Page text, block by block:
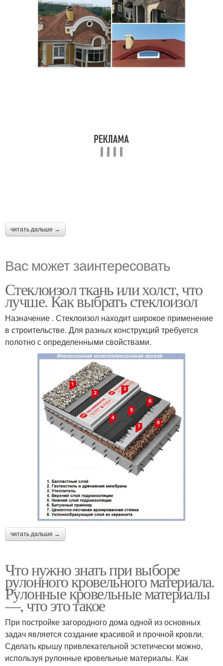
читать дальше →
Вас может заинтересовать
Стеклоизол ткань или холст, что
лучше. Как выбрать стеклоизол
Назначение . Стеклоизол находит широкое применение
в строительстве. Для разных конструкций требуется
полотно с определенными свойствами.
читать дальше →
Что нужно знать при выборе
рулонного кровельного материала.
Рулонные кровельные материалы
—, что это такое
При постройке загородного дома одной из основных
задач является создание красивой и прочной кровли.
Сделать крышу привлекательной эстетически можно,
используя рулонные кровельные материалы. Как